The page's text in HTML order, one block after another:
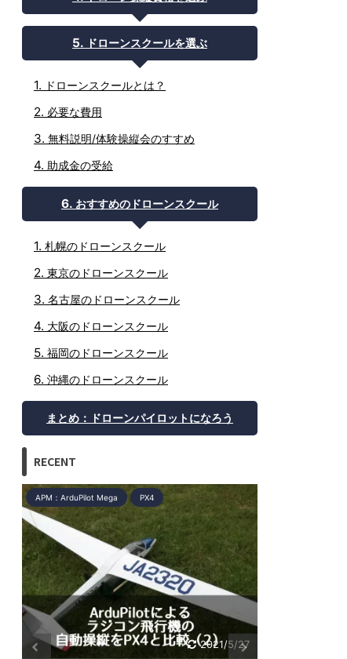
ドローンスクールを選ぶ
ドローンスクールとは？
必要な費用
無料説明/体験操縦会のすすめ
助成金の受給
おすすめのドローンスクール
札幌のドローンスクール
東京のドローンスクール
名古屋のドローンスクール
大阪のドローンスクール
福岡のドローンスクール
沖縄のドローンスクール
まとめ：ドローンパイロットになろう
RECENT
APM：ArduPilot Mega PX4
2021/4/30